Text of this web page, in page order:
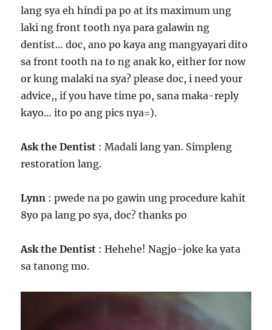
lang sya eh hindi pa po at its maximum ung
laki ng front tooth nya para galawin ng
dentist… doc, ano po kaya ang mangyayari dito
sa front tooth na to ng anak ko, either for now
or kung malaki na sya? please doc, i need your
advice,, if you have time po, sana maka-reply
kayo… ito po ang pics nya=).
Ask the Dentist : Madali lang yan. Simpleng
restoration lang.
Lynn : pwede na po gawin ung procedure kahit
8yo pa lang po sya, doc? thanks po
Ask the Dentist : Hehehe! Nagjo-joke ka yata
sa tanong mo.